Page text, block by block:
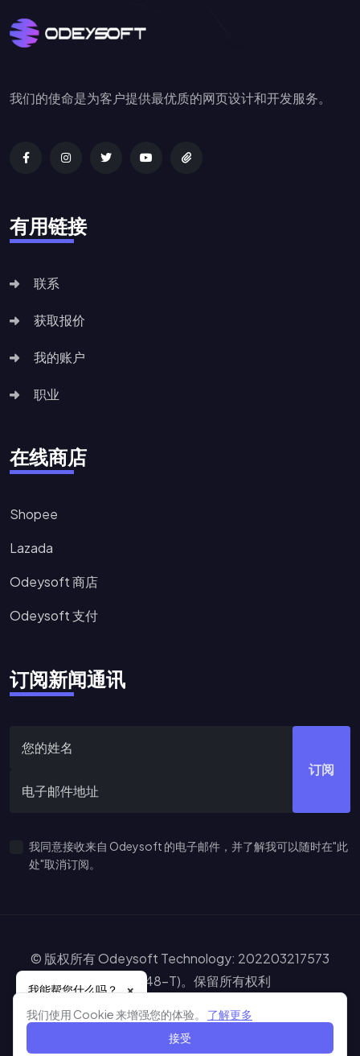
我们使用 Cookie 来增强您的体验。 Learn more about our
了解更多
接受
我们的使命是为客户提供最优质的网页设计和开发服务。
有用链接
联系
获取报价
我的账户
职业
在线商店
Shopee
Lazada
Odeysoft 商店
Odeysoft 支付
订阅新闻通讯
订阅
我同意接收来自 Odeysoft 的电子邮件，并了解我可以随时在"此
处"取消订阅。
© 版权所有 Odeysoft Technology: 202203217573
(IP0575648-T)。保留所有权利
网站地图 服务条款 隐私政策 免责声明
我能帮您什么吗？ ×